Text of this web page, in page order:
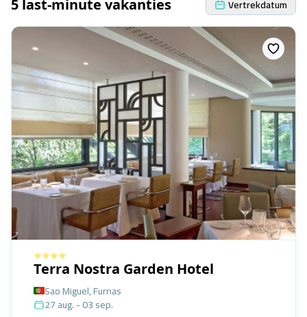
5 last-minute vakanties Vertrekdatum
Terra Nostra Garden Hotel
Sao Miguel, Furnas
27 aug. - 03 sep.